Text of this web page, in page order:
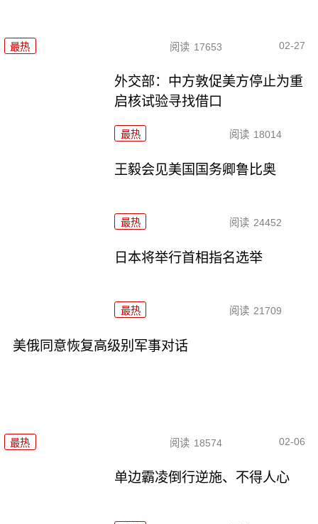
最热 阅读 17653 02-27
外交部：中方敦促美方停止为重
启核试验寻找借口
最热 阅读 18014
王毅会见美国国务卿鲁比奥
最热 阅读 24452
日本将举行首相指名选举
最热 阅读 21709
美俄同意恢复高级别军事对话
最热 阅读 18574 02-06
单边霸凌倒行逆施、不得人心